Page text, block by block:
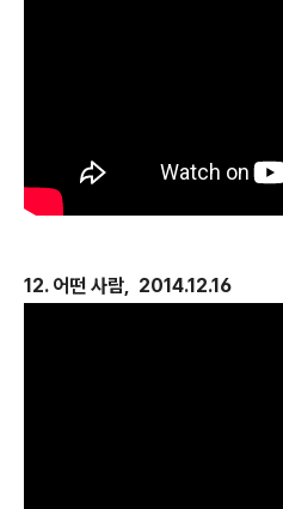
12. 어떤 사람, 2014.12.16